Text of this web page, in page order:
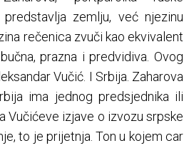
zemlju, već njezinu
rečenica zvuči kao ekvivalent
prazna i predvidiva. Ovog
Vučić. I Srbija. Zaharova
ima jednog predsjednika ili
Vučićeve izjave o izvozu srpske
to je prijetnja. Ton u kojem car